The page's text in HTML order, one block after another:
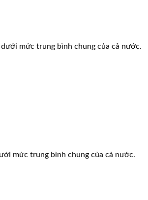
mức trung bình chung của cả nước.
mức trung bình chung của cả nước.